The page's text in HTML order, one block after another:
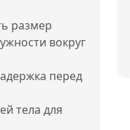
размер
вокруг
перед
тела для